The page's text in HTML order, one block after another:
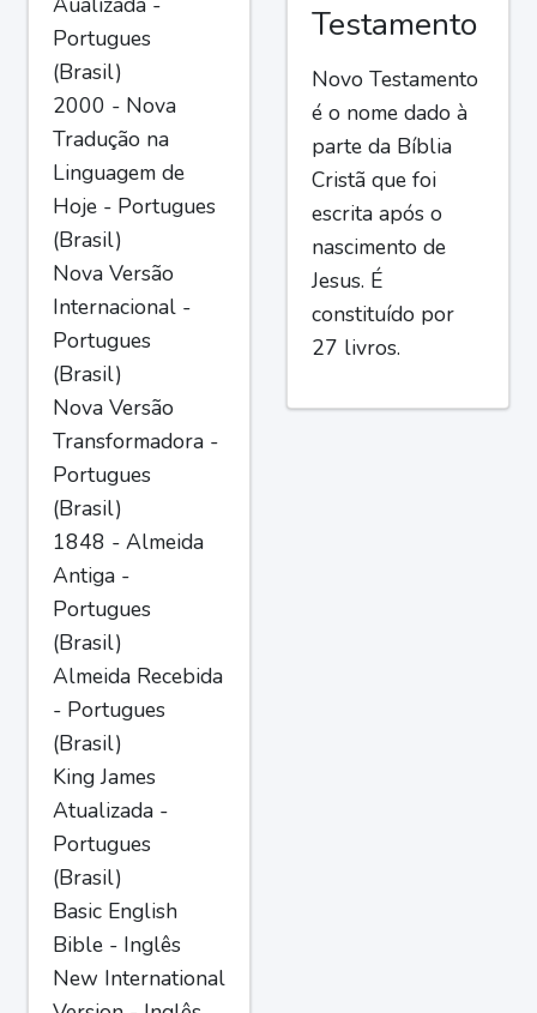
Portugues
(Brasil)
2000 - Nova
Tradução na
Linguagem de
Hoje - Portugues
(Brasil)
Nova Versão
Internacional -
Portugues
(Brasil)
Nova Versão
Transformadora -
Portugues
(Brasil)
1848 - Almeida
Antiga -
Portugues
(Brasil)
Almeida Recebida
- Portugues
(Brasil)
King James
Atualizada -
Portugues
(Brasil)
Basic English
Bible - Inglês
New International
Testamento
Novo Testamento
é o nome dado à
parte da Bíblia
Cristã que foi
escrita após o
nascimento de
Jesus. É
constituído por
27 livros.